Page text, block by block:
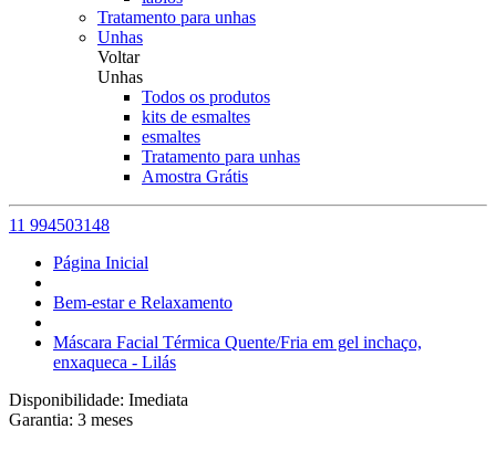
Tratamento para unhas
Unhas
Voltar
Unhas
Todos os produtos
kits de esmaltes
esmaltes
Tratamento para unhas
Amostra Grátis
11 994503148
Página Inicial
Bem-estar e Relaxamento
Máscara Facial Térmica Quente/Fria em gel inchaço,
enxaqueca - Lilás
Disponibilidade: Imediata
Garantia: 3 meses